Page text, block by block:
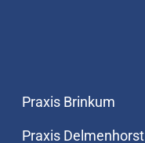
Praxis Brinkum
Praxis Delmenhorst